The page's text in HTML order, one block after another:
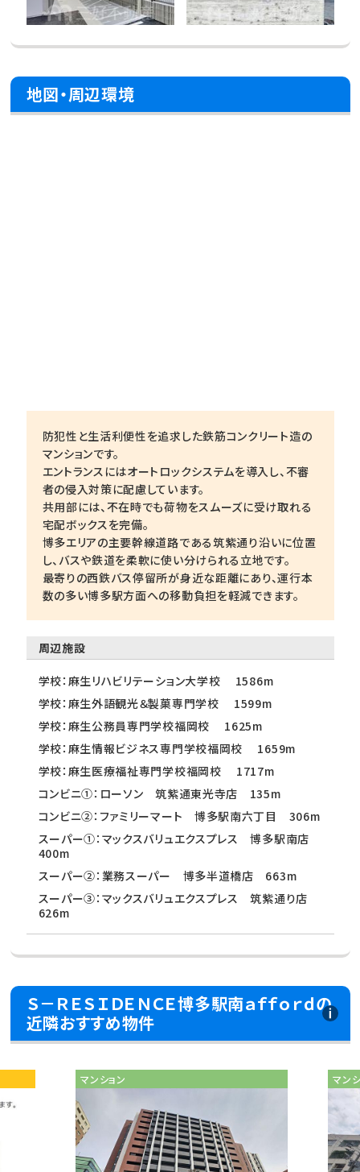
地図・周辺環境
防犯性と生活利便性を追求した鉄筋コンクリート造の
マンションです。
エントランスにはオートロックシステムを導入し、不審
者の侵入対策に配慮しています。
共用部には、不在時でも荷物をスムーズに受け取れる
宅配ボックスを完備。
博多エリアの主要幹線道路である筑紫通り沿いに位置
し、バスや鉄道を柔軟に使い分けられる立地です。
最寄りの西鉄バス停留所が身近な距離にあり、運行本
数の多い博多駅方面への移動負担を軽減できます。
周辺施設
学校：麻生リハビリテーション大学校 1586m
学校：麻生外語観光＆製菓専門学校 1599m
学校：麻生公務員専門学校福岡校 1625m
学校：麻生情報ビジネス専門学校福岡校 1659m
学校：麻生医療福祉専門学校福岡校 1717m
コンビニ①：ローソン 筑紫通東光寺店 135m
コンビニ②：ファミリーマート 博多駅南六丁目 306m
スーパー①：マックスバリュエクスプレス 博多駅南店
400m
スーパー②：業務スーパー 博多半道橋店 663m
スーパー③：マックスバリュエクスプレス 筑紫通り店
626m
Ｓ－ＲＥＳＩＤＥＮＣＥ博多駅南ａｆｆｏｒｄの
近隣おすすめ物件
マンション マン